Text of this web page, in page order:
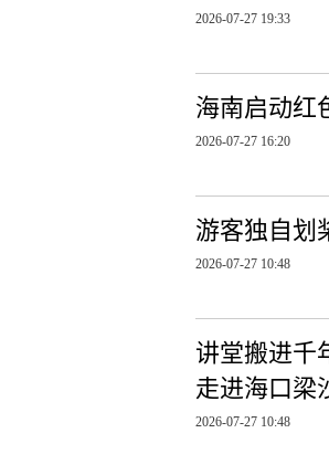
2026-07-27 19:33
海南启动红
2026-07-27 16:20
游客独自划
2026-07-27 10:48
讲堂搬进千
走进海口梁
2026-07-27 10:48